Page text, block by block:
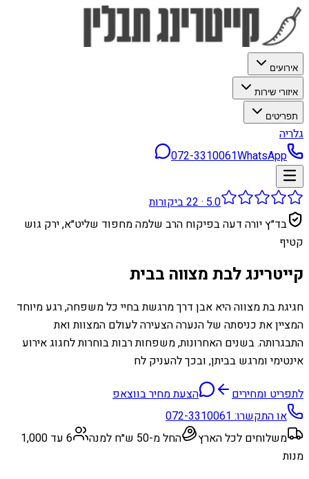
אירועים
איזורי שירות
תפריטים
גלריה
072-3310061WhatsApp
5.0
·
22ביקורות
בד״ץ יורה דעה בפיקוח הרב שלמה מחפוד שליט״א, ירק גוש
קטיף
קייטרינג לבת מצווה בבית
חגיגת בת מצווה היא אבן דרך מרגשת בחיי כל משפחה, רגע מיוחד
המציין את כניסתה של הנערה הצעירה לעולם המצוות ואת
התבגרותה. בשנים האחרונות, משפחות רבות בוחרות לחגוג אירוע
אינטימי ומרגש בביתן, ובכך להעניק לח
לתפריט ומחירים
הצעת מחיר בווצאפ
או התקשרו:072-3310061
משלוחים לכל הארץ
החל מ-50 ש״ח למנה
6 עד 1,000
מנות